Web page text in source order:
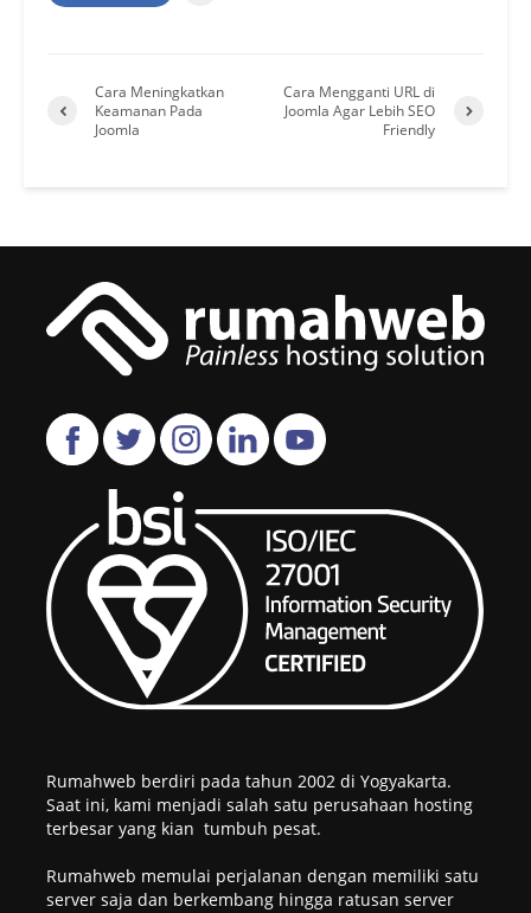
Cara Meningkatkan
Keamanan Pada
Joomla
Cara Mengganti URL di
Joomla Agar Lebih SEO
Friendly
Rumahweb berdiri pada tahun 2002 di Yogyakarta.
Saat ini, kami menjadi salah satu perusahaan hosting
terbesar yang kian tumbuh pesat.
Rumahweb memulai perjalanan dengan memiliki satu
server saja dan berkembang hingga ratusan server